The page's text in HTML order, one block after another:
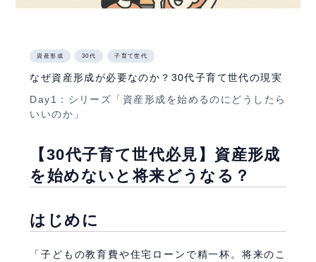
資産形成 30代 子育て世代
なぜ資産形成が必要なのか？30代子育て世代の現実
Day1：シリーズ「資産形成を始めるのにどうしたら
いいのか」
【30代子育て世代必見】資産形成
を始めないと将来どうなる？
はじめに
「子どもの教育費や住宅ローンで精一杯。将来のこ